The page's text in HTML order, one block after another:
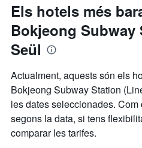
Els hotels més
Bokjeong Subway
Seül
Actualment, aquests són els
Bokjeong Subway Station
les dates seleccionades.
segons la data, si tens
comparar les tarifes.